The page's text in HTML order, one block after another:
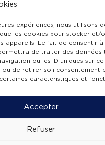
expériences, nous utilisons
les cookies pour stocker et/
appareils. Le fait de consentir à
de traiter des données
ou les ID uniques sur ce
ou de retirer son consentement
caractéristiques et
Accepter
Refuser
TVBA !
SUIVEZ-NOUS !
légales -Accessibilité